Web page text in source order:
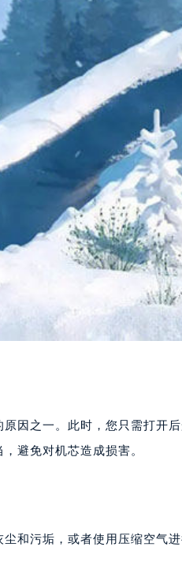
因之一。此时，您只需打开
避免对机芯造成损害。
和污垢，或者使用压缩空气进